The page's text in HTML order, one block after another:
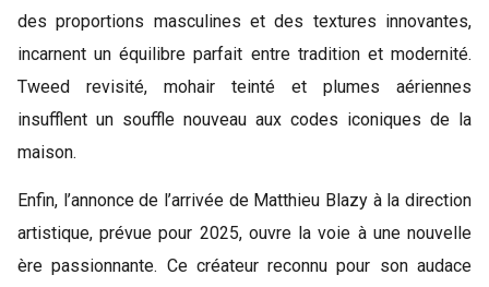
des proportions masculines et des textures innovantes,
incarnent un équilibre parfait entre tradition et modernité.
Tweed revisité, mohair teinté et plumes aériennes
insufflent un souffle nouveau aux codes iconiques de la
maison.
Enfin, l’annonce de l’arrivée de Matthieu Blazy à la direction
artistique, prévue pour 2025, ouvre la voie à une nouvelle
ère passionnante. Ce créateur reconnu pour son audace